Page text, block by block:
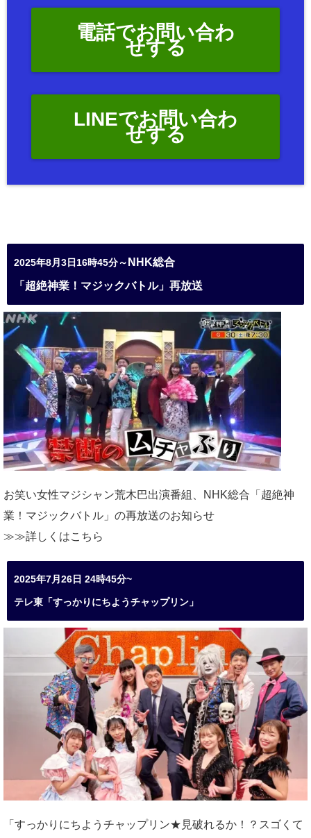
電話でお問い合わ
せする
LINEでお問い合わ
せする
2025年8月3日16時45分～ NHK総合
「超絶神業！マジックバトル」再放送
お笑い女性マジシャン荒木巴出演番組、
NHK総合「超絶神
業！マジックバトル」の再放送のお知らせ
≫≫詳しくはこちら
2025年7月26日 24時45分~
テレ東「すっかりにちようチャップリン」
「すっかりにちようチャップリン★見破れるか！？スゴくて